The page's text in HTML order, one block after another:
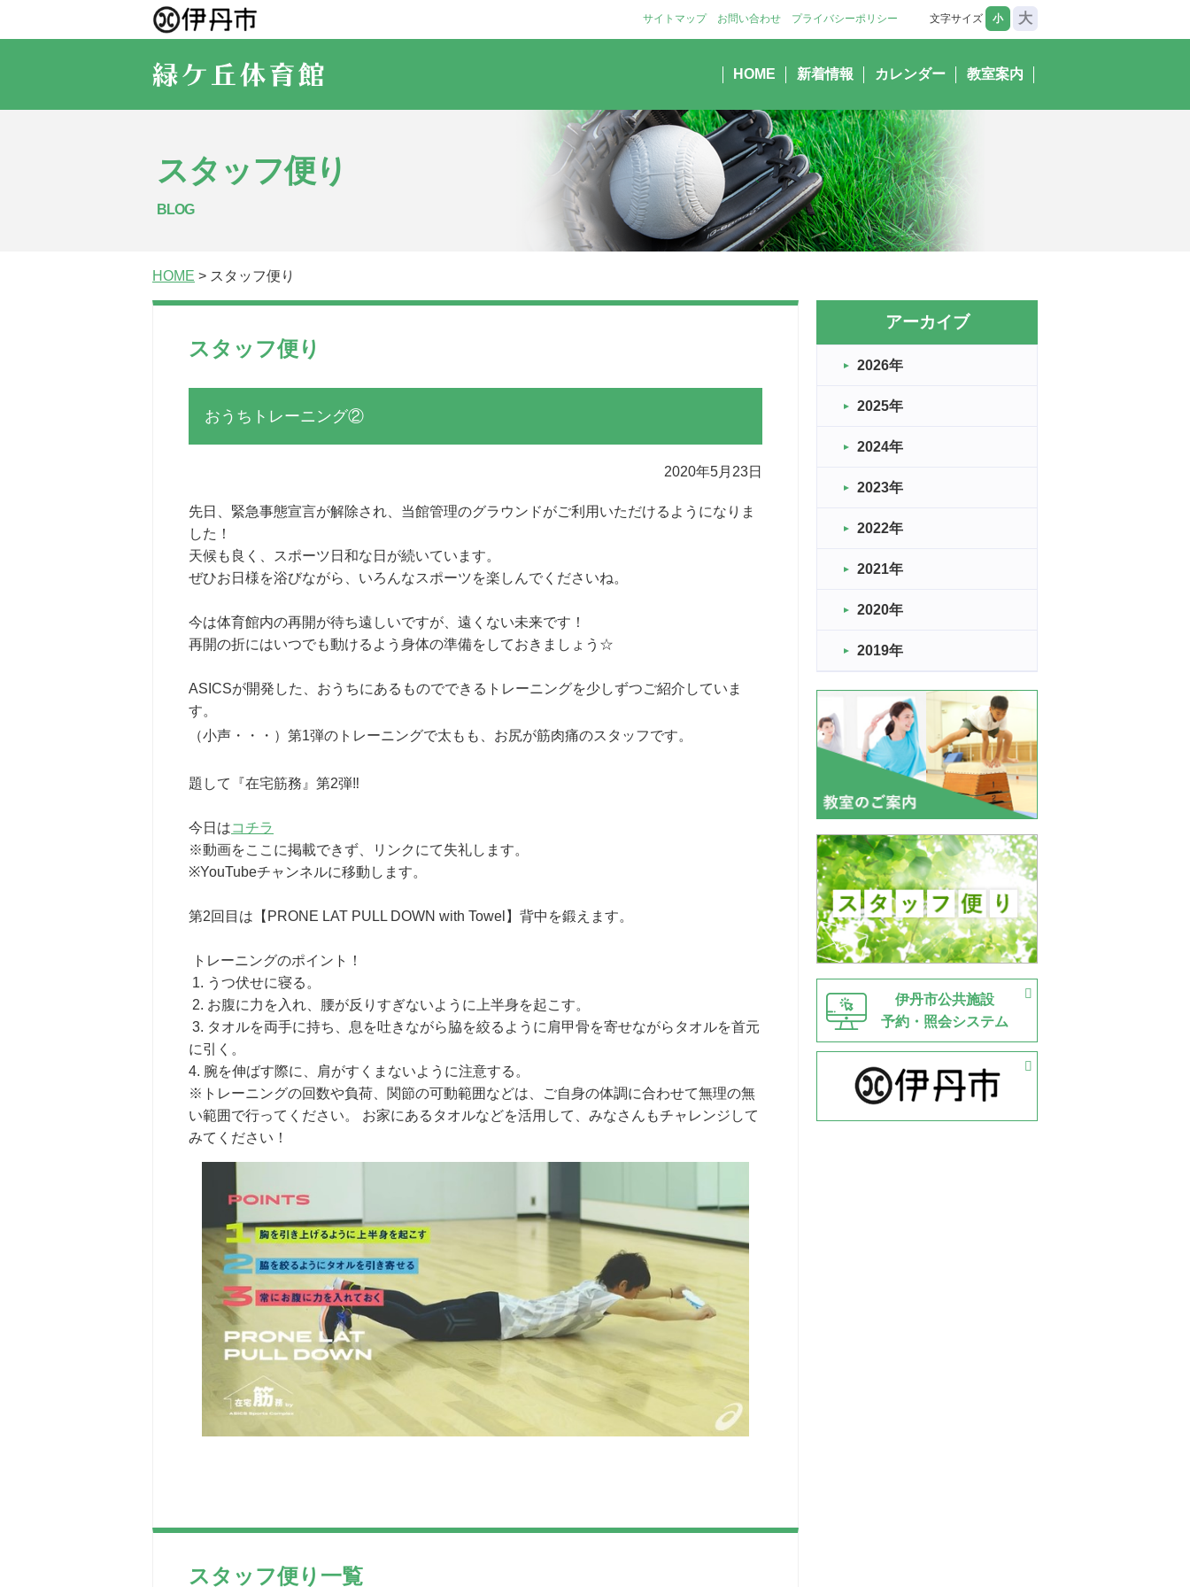
サイトマップ お問い合わせ プライバシーポリシー
HOME 新着情報 カレンダー 教室案内
文字サイズ 小 大
スタッフ便り
BLOG
HOME > スタッフ便り
スタッフ便り
おうちトレーニング②
2020年5月23日
先日、緊急事態宣言が解除され、当館管理のグラウンドがご利用いただけるようになりま
した！
天候も良く、スポーツ日和な日が続いています。
ぜひお日様を浴びながら、いろんなスポーツを楽しんでくださいね。
今は体育館内の再開が待ち遠しいですが、遠くない未来です！
再開の折にはいつでも動けるよう身体の準備をしておきましょう☆
ASICSが開発した、おうちにあるものでできるトレーニングを少しずつご紹介していま
す。
（小声・・・）第1弾のトレーニングで太もも、お尻が筋肉痛のスタッフです。
題して『在宅筋務』第2弾‼
今日はコチラ
※動画をここに掲載できず、リンクにて失礼します。
※YouTubeチャンネルに移動します。
第2回目は【PRONE LAT PULL DOWN with Towel】背中を鍛えます。
トレーニングのポイント！
1. うつ伏せに寝る。
2. お腹に力を入れ、腰が反りすぎないように上半身を起こす。
3. タオルを両手に持ち、息を吐きながら脇を絞るように肩甲骨を寄せながらタオルを首元
に引く。
4. 腕を伸ばす際に、肩がすくまないように注意する。
※トレーニングの回数や負荷、関節の可動範囲などは、ご自身の体調に合わせて無理の無
い範囲で行ってください。 お家にあるタオルなどを活用して、みなさんもチャレンジして
みてください！
スタッフ便り一覧
アーカイブ
2026年
2025年
2024年
2023年
2022年
2021年
2020年
2019年
伊丹市公共施設
予約・照会システム